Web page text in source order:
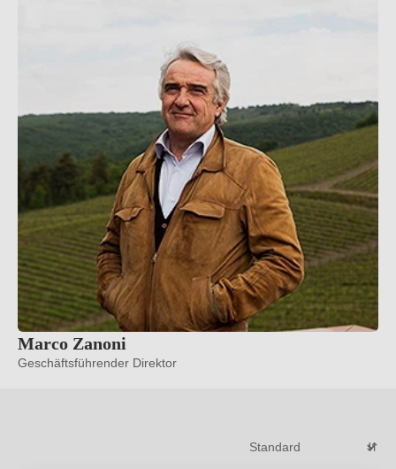
Marco Zanoni
Geschäftsführender Direktor